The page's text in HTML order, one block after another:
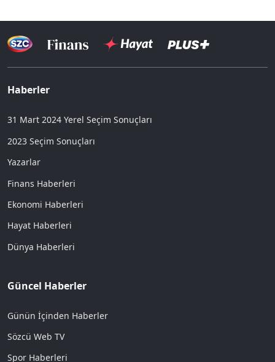
Haberler
31 Mart 2024 Yerel Seçim Sonuçları
2023 Seçim Sonuçları
Yazarlar
Finans Haberleri
Ekonomi Haberleri
Hayat Haberleri
Dünya Haberleri
Güncel Haberler
Günün İçinden Haberler
Sözcü Web TV
Spor Haberleri